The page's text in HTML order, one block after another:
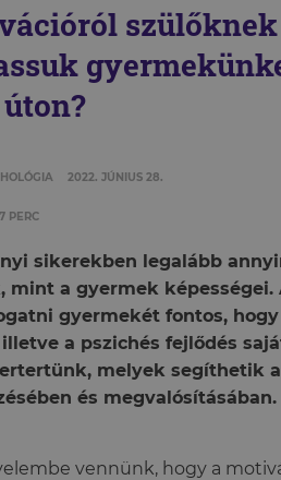
2022. JÚNIUS 28.
7 PERC
sikerekben legalább
mint a gyermek képességei.
gyermekét fontos,
a pszichés fejlődés
melyek segíthetik
és
vennünk, hogy a